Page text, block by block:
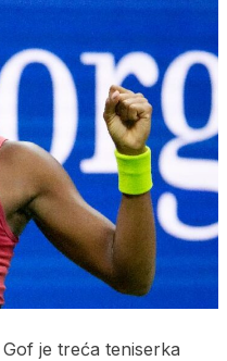
je treća teniserka